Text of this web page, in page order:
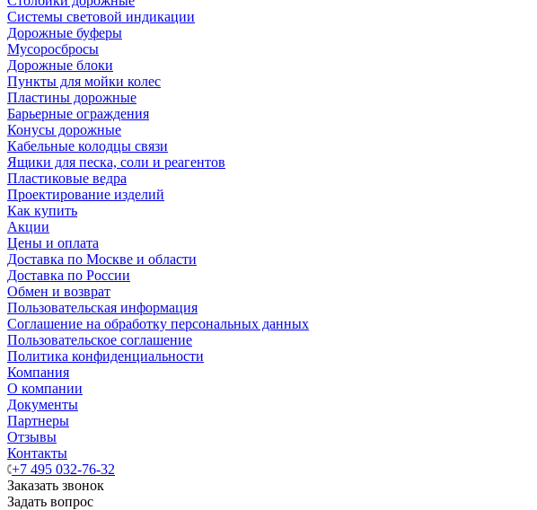
Системы световой индикации
Дорожные буферы
Мусоросбросы
Дорожные блоки
Пункты для мойки колес
Пластины дорожные
Барьерные ограждения
Конусы дорожные
Кабельные колодцы связи
Ящики для песка, соли и реагентов
Пластиковые ведра
Проектирование изделий
Как купить
Акции
Цены и оплата
Доставка по Москве и области
Доставка по России
Обмен и возврат
Пользовательская информация
Соглашение на обработку персональных данных
Пользовательское соглашение
Политика конфиденциальности
Компания
О компании
Документы
Партнеры
Отзывы
Контакты
+7 495 032-76-32
Заказать звонок
Задать вопрос